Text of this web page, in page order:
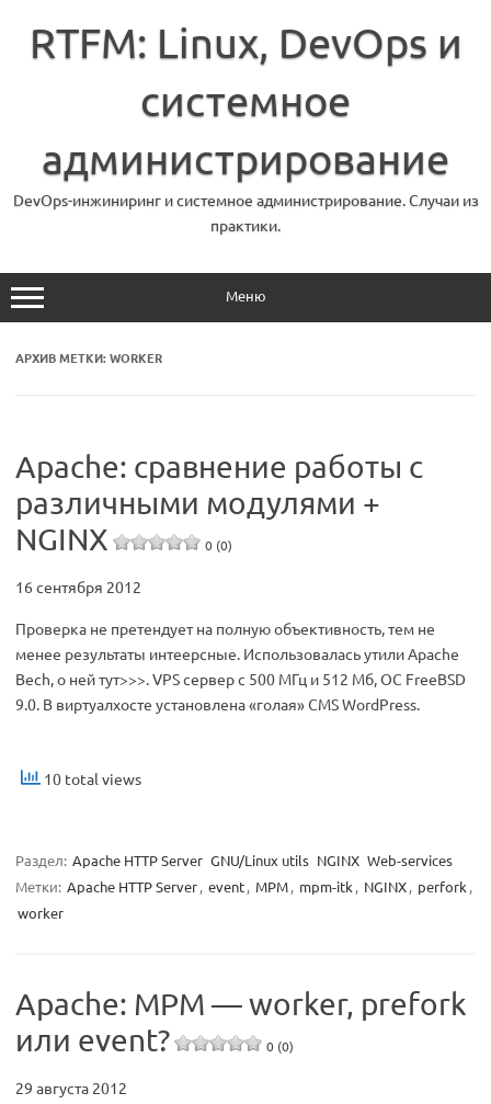
содержимому
RTFM: Linux, DevOps и
системное
администрирование
DevOps-инжиниринг и системное администрирование. Случаи из
практики.
Меню
АРХИВ МЕТКИ:WORKER
Apache: сравнение работы с
различными модулями +
NGINX
0 (0)
16 сентября 2012
Проверка не претендует на полную объективность, тем не
менее результаты интеерсные. Использовалась утили Apache
Bech, о ней тут>>>. VPS сервер с 500 МГц и 512 Мб, ОС FreeBSD
9.0. В виртуалхосте установлена «голая» CMS WordPress.
10 total views
Раздел: Apache HTTP Server GNU/Linux utils NGINX Web-services
Метки: Apache HTTP Server, event, MPM, mpm-itk , NGINX, perfork ,
worker
Apache: MPM — worker, prefork
или event?
0 (0)
29 августа 2012